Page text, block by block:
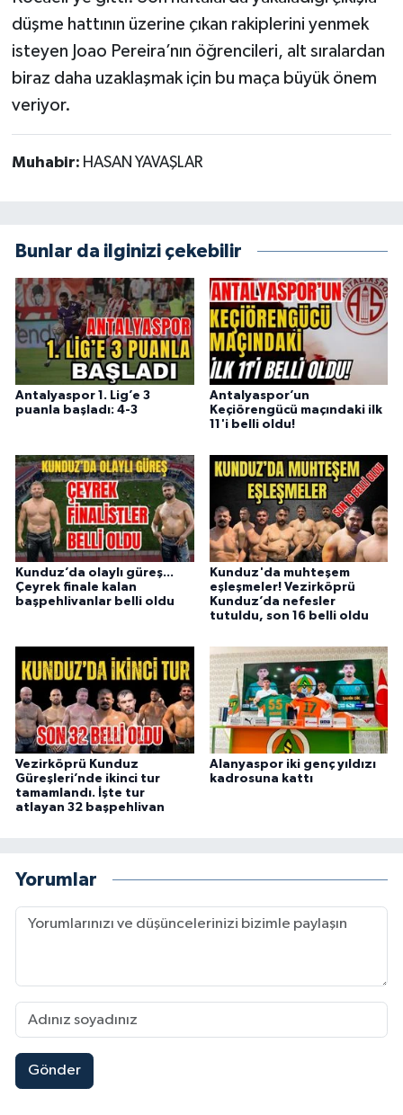
düşme hattının üzerine çıkan rakiplerini yenmek
isteyen Joao Pereira’nın öğrencileri, alt sıralardan
biraz daha uzaklaşmak için bu maça büyük önem
veriyor.
Muhabir: HASAN YAVAŞLAR
Bunlar da ilginizi çekebilir
Antalyaspor 1. Lig’e 3
puanla başladı: 4-3
Antalyaspor’un
Keçiörengücü maçındaki ilk
11'i belli oldu!
Kunduz’da olaylı güreş...
Çeyrek finale kalan
başpehlivanlar belli oldu
Kunduz'da muhteşem
eşleşmeler! Vezirköprü
Kunduz’da nefesler
tutuldu, son 16 belli oldu
Vezirköprü Kunduz
Güreşleri’nde ikinci tur
tamamlandı. İşte tur
atlayan 32 başpehlivan
Alanyaspor iki genç yıldızı
kadrosuna kattı
Yorumlar
Gönder